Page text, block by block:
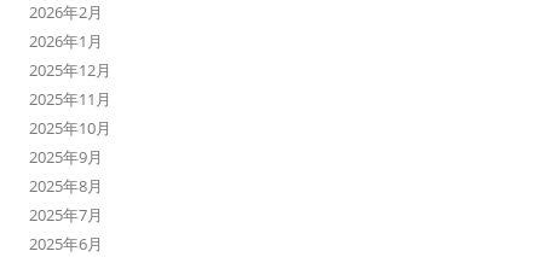
2026年2月
2026年1月
2025年12月
2025年11月
2025年10月
2025年9月
2025年8月
2025年7月
2025年6月